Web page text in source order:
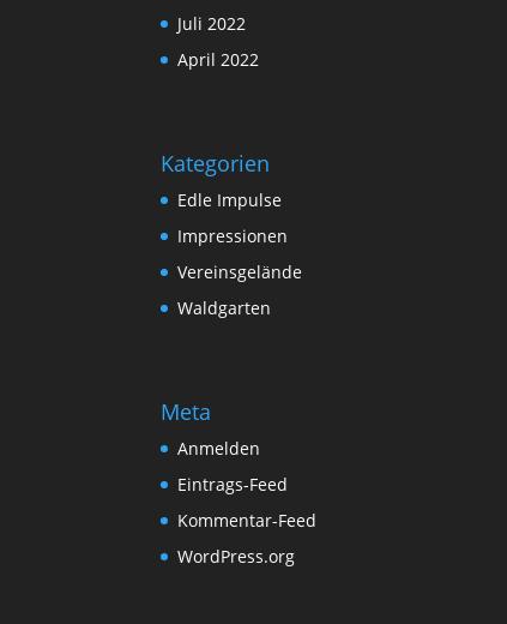
Juli 2022
April 2022
Kategorien
Edle Impulse
Impressionen
Vereinsgelände
Waldgarten
Meta
Anmelden
Eintrags-Feed
Kommentar-Feed
WordPress.org